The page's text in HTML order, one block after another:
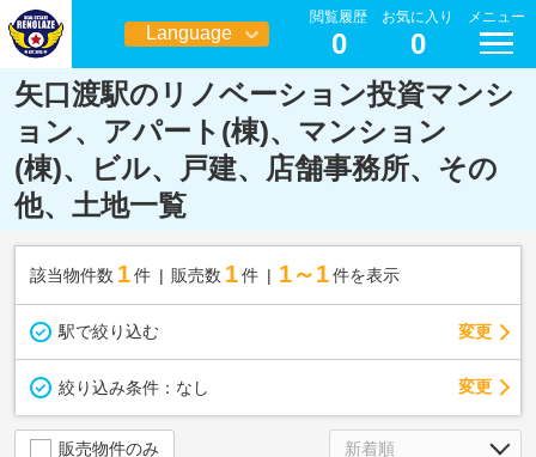
Language
日本語
閲覧履歴
0
お気に入り
0
メニュー
矢口渡駅のリノベーション投資マンシ
ョン、アパート(棟)、マンション
(棟)、ビル、戸建、店舗事務所、その
他、土地一覧
該当物件数 1件 販売数 1 件 1～1 件を表示
駅で絞り込む 変更
絞り込み条件： なし 変更
販売物件のみ